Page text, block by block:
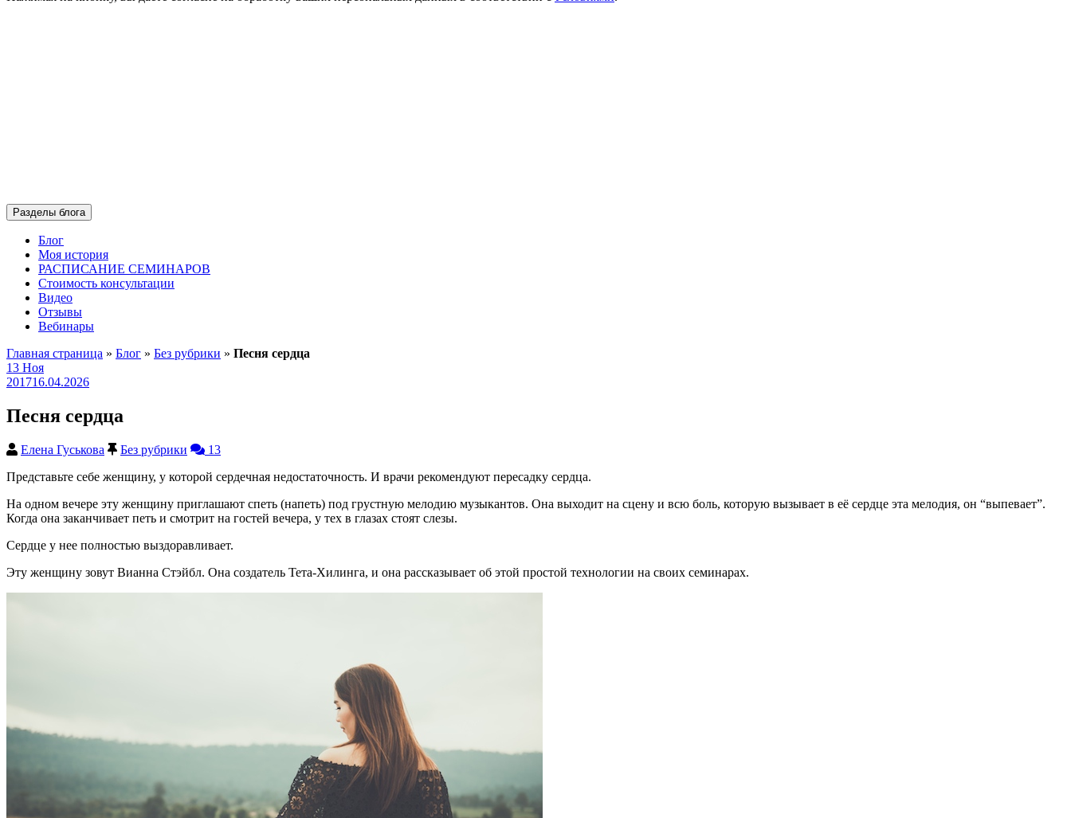
Разделы блога
Блог
Моя история
РАСПИСАНИЕ СЕМИНАРОВ
Стоимость консультации
Видео
Отзывы
Вебинары
Главная страница » Блог » Без рубрики » Песня сердца
13 Ноя
201716.04.2026
Песня сердца
Елена Гуськова Без рубрики
13
Представьте себе женщину, у которой сердечная недостаточность. И врачи рекомендуют пересадку сердца.
На одном вечере эту женщину приглашают спеть (напеть) под грустную мелодию музыкантов. Она выходит на сцену и всю боль, которую вызывает в её сердце эта мелодия, он “выпевает”.
Когда она заканчивает петь и смотрит на гостей вечера, у тех в глазах стоят слезы.
Сердце у нее полностью выздоравливает.
Эту женщину зовут Вианна Стэйбл. Она создатель Тета-Хилинга, и она рассказывает об этой простой технологии на своих семинарах.